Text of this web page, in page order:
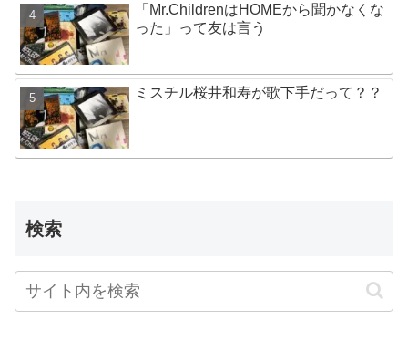
「Mr.ChildrenはHOMEから聞かなくな
った」って友は言う
ミスチル桜井和寿が歌下手だって？？
検索